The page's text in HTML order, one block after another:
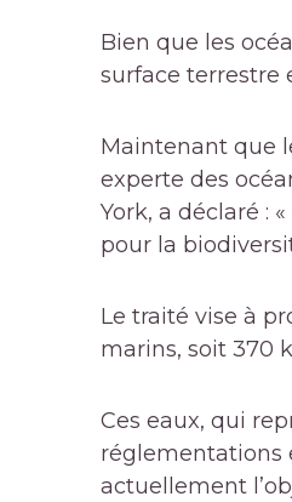
Bien que les
surface terrestre
Maintenant que
experte des
York, a déclaré :
pour la
Le traité vise à
marins, soit 370
Ces eaux, qui
réglementations
actuellement